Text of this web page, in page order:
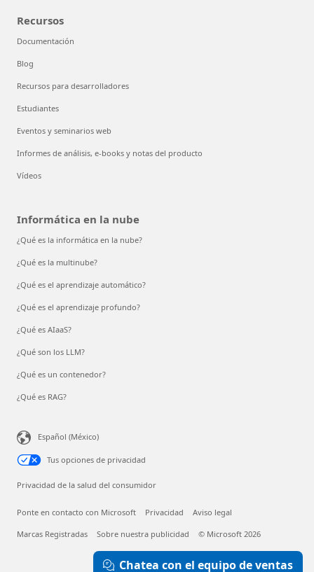
Recursos
Documentación
Blog
Recursos para desarrolladores
Estudiantes
Eventos y seminarios web
Informes de análisis, e-books y notas del producto
Vídeos
Informática en la nube
¿Qué es la informática en la nube?
¿Qué es la multinube?
¿Qué es el aprendizaje automático?
¿Qué es el aprendizaje profundo?
¿Qué es AIaaS?
¿Qué son los LLM?
¿Qué es un contenedor?
¿Qué es RAG?
Español (México)
Tus opciones de privacidad
Privacidad de la salud del consumidor
Ponte en contacto con Microsoft Privacidad Aviso legal
Marcas Registradas Sobre nuestra publicidad © Microsoft 2026
Chatea con el equipo de ventas